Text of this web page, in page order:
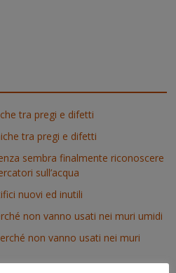
tra pregi e difetti
tra pregi e difetti
sembra finalmente riconoscere
sull’acqua
nuovi ed inutili
non vanno usati nei muri umidi
non vanno usati nei muri